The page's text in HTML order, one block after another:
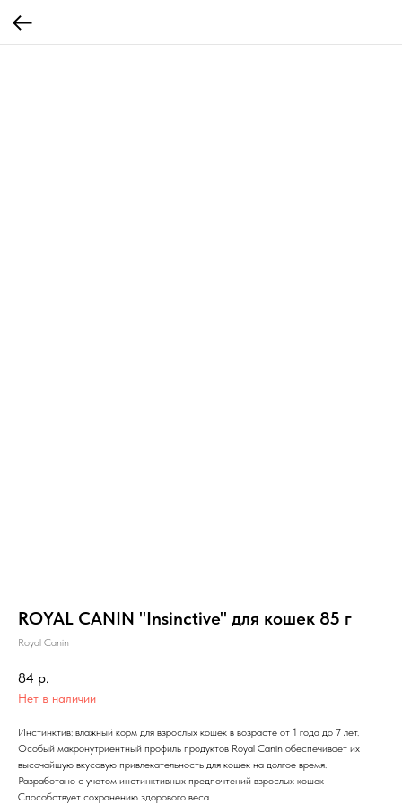
ROYAL CANIN "Insinctive" для кошек 85 г
Royal Canin
84 р.
Нет в наличии
Инстинктив: влажный корм для взрослых кошек в возрасте от 1 года до 7 лет.
Особый макронутриентный профиль продуктов Royal Canin обеспечивает их
высочайшую вкусовую привлекательность для кошек на долгое время.
Разработано с учетом инстинктивных предпочтений взрослых кошек
Способствует сохранению здорового веса